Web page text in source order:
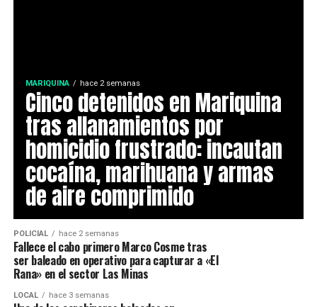
MARIQUINA hace 2 semanas
Cinco detenidos en Mariquina
tras allanamientos por
homicidio frustrado: incautan
cocaína, marihuana y armas
de aire comprimido
POLICIAL hace 2 semanas
Fallece el cabo primero Marco Cosme tras
ser baleado en operativo para capturar a «El
Rana» en el sector Las Minas
LOCAL hace 3 semanas